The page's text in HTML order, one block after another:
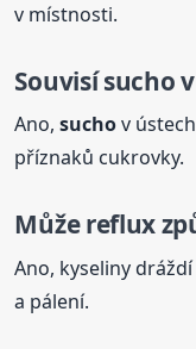
v místnosti.
Souvisísucho
Ano,suchov
příznaků cukrovky.
Může reflux
Ano, kyseliny
a pálení.